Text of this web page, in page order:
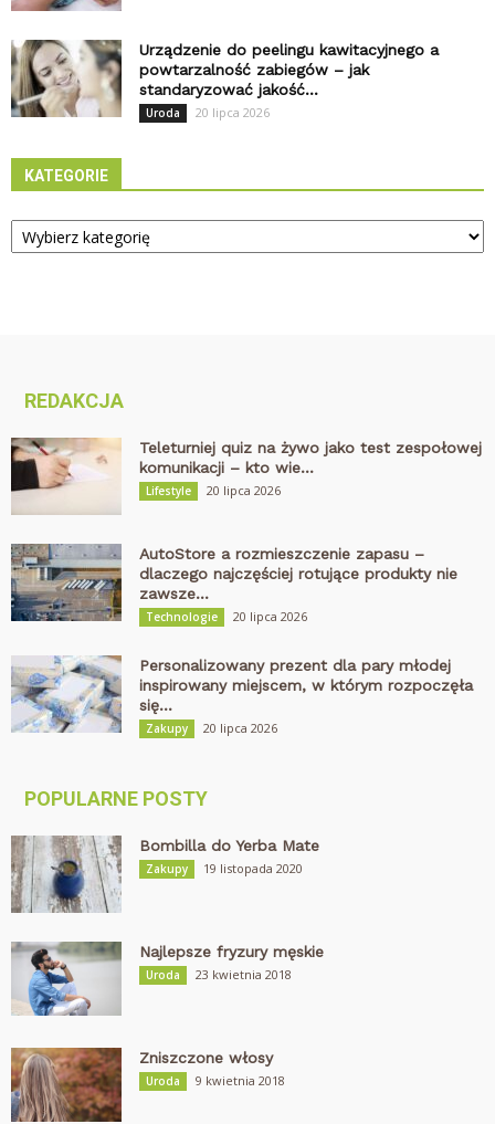
Urządzenie do peelingu kawitacyjnego a
powtarzalność zabiegów – jak
standaryzować jakość...
Uroda 20 lipca 2026
KATEGORIE
Kategorie
REDAKCJA
Teleturniej quiz na żywo jako test zespołowej
komunikacji – kto wie...
Lifestyle 20 lipca 2026
AutoStore a rozmieszczenie zapasu –
dlaczego najczęściej rotujące produkty nie
zawsze...
Technologie 20 lipca 2026
Personalizowany prezent dla pary młodej
inspirowany miejscem, w którym rozpoczęła
się...
Zakupy 20 lipca 2026
POPULARNE POSTY
Bombilla do Yerba Mate
Zakupy 19 listopada 2020
Najlepsze fryzury męskie
Uroda 23 kwietnia 2018
Zniszczone włosy
Uroda 9 kwietnia 2018